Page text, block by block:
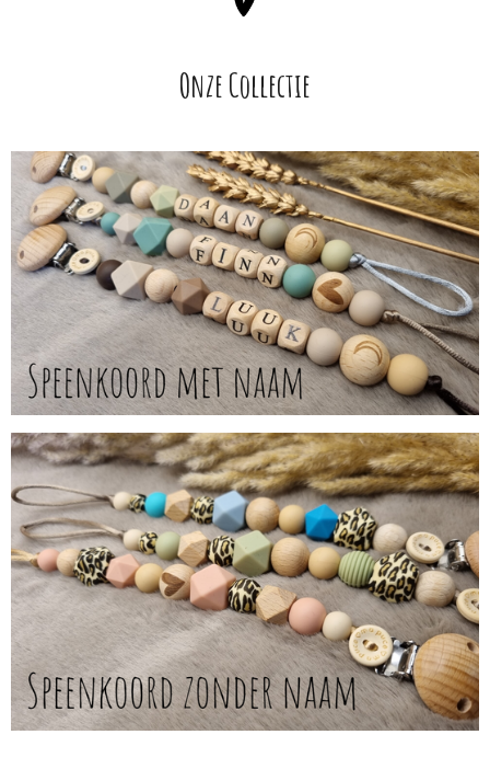
Onze Collectie